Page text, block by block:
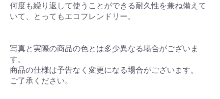
何度も繰り返して使うことができる耐久性を兼ね備えて
いて、とってもエコフレンドリー。
写真と実際の商品の色とは多少異なる場合がございま
す。
商品の仕様は予告なく変更になる場合がございます。
ご了承ください。